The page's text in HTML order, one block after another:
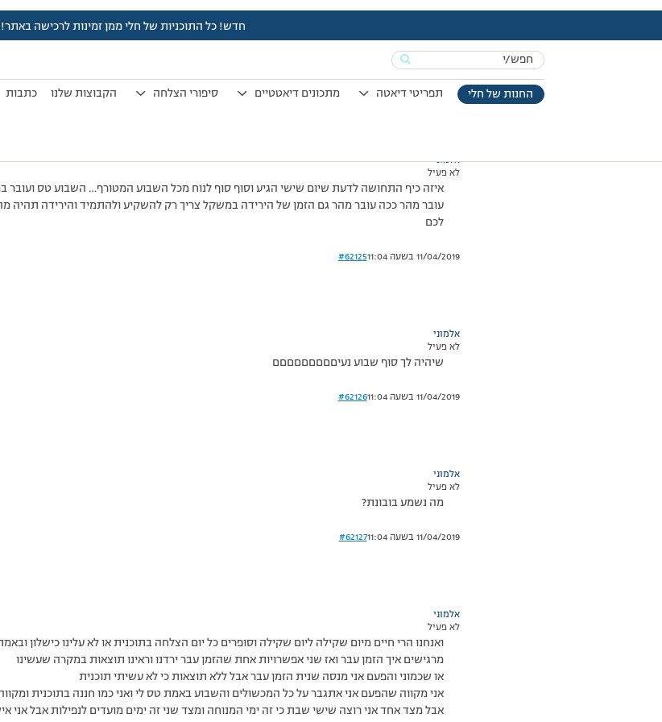
חדש! כל התוכניות של חלי ממן זמינות לרכישה
Search
for:החנות של חלי תפריטי דיאטה מתכונים דיאטטיים סיפורי הצלחה הקבוצות שלנו כתבות
עמוד הבית>דיונים>פורום>סוף שבוע הגיע
מוצגות 4 תגובות – 1 עד 4 (מתוך 4 סה״כ)
19/06/2008 בשעה 22:26
#62124
אלמוני
לא פעיל
איזה כיף התחושה לדעת שיום שישי הגיע וסוף סוף לנוח מכל השבוע המטורף… השבוע טס
עובר מהר ככה עובר מהר גם הזמן של הירידה במשקל צריך רק להשקיע ולהתמיד והירידה תהיה
לכם
11/04/2019 בשעה 11:04 #62125
אלמוני
לא פעיל
שיהיה לך סוף שבוע נעיםםםםםםםםם
11/04/2019 בשעה 11:04 #62126
אלמוני
לא פעיל
מה נשמע בובונת?
11/04/2019 בשעה 11:04 #62127
אלמוני
לא פעיל
ואנחנו הרי חיים מיום שקילה ליום שקילה וסופרים כל יום הצלחה בתוכנית או לא עלינו כישלון
מרגישים איך הזמן עבר ואז שני אפשרויות אחת שהזמן עבר ירדנו וראינו תוצאות במקרה שעשינו
או שכמוני והפעם אני מנסה שנית הזמן עבר אבל ללא תוצאות כי לא עשיתי תוכנית
אני מקווה שהפעם אני אתגבר על כל המכשולים והשבוע באמת טס לי ואני כמו חננה בתוכנית
אבל מצד אחד אני רוצה שישי שבת כי זה ימי המנוחה ומצד שני זה ימים מועדים לנפילות אבל אני